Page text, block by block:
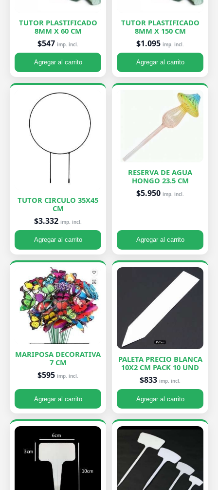
TUTOR PLASTIFICADO
8MM X 60 CM
$547 imp. incl.
Agregar al carrito
TUTOR PLASTIFICADO
8MM X 150 CM
$1.095 imp. incl.
Agregar al carrito
TUTOR CIRCULO 35X45
CM
$3.332 imp. incl.
Agregar al carrito
RESERVA DE AGUA
HONGO 23.5 CM
$5.950 imp. incl.
Agregar al carrito
MARIPOSA DECORATIVA
7 CM
$595 imp. incl.
Agregar al carrito
PALETA PRECIO BLANCA
10X2 CM PACK 10 UND
$833 imp. incl.
Agregar al carrito